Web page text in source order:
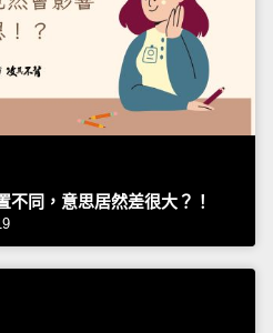
不同，意思居然差很大？！